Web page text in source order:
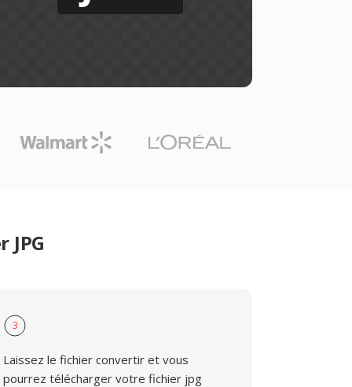
3
Laissez le fichier convertir et vous
pourrez télécharger votre fichier jpg